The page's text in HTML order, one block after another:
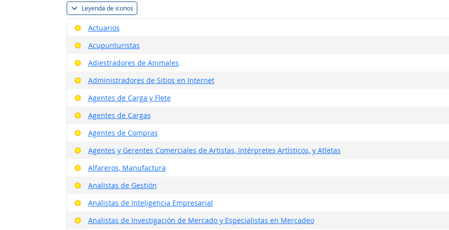
Leyenda de iconos
Actuarios
Buenas perspectivas
Acupunturistas
Buenas perspectivas
Adiestradores de Animales
Buenas perspectivas
Administradores de Sitios en Internet
Buenas perspectivas
Agentes de Carga y Flete
Buenas perspectivas
Agentes de Cargas
Buenas perspectivas
Agentes de Compras
Buenas perspectivas
Agentes y Gerentes Comerciales de Artistas, Intérpretes Artísticos, y Atletas
Buenas perspectivas
Alfareros, Manufactura
Buenas perspectivas
Analistas de Gestión
Buenas perspectivas
Analistas de Inteligencia Empresarial
Buenas perspectivas
Analistas de Investigación de Mercado y Especialistas en Mercadeo
Buenas perspectivas